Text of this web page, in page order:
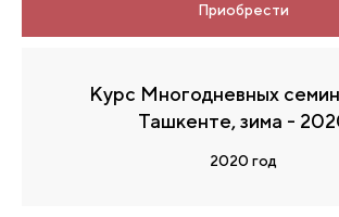
Приобрести
Курс Многодневных
Ташкенте, зима -
2020 год